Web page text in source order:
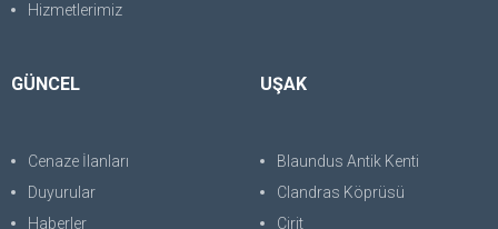
Hizmetlerimiz
GÜNCEL
Cenaze İlanları
Duyurular
Haberler
UŞAK
Blaundus Antik Kenti
Clandras Köprüsü
Cirit